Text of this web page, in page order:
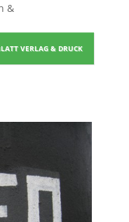
&
VERLAG & DRUCK